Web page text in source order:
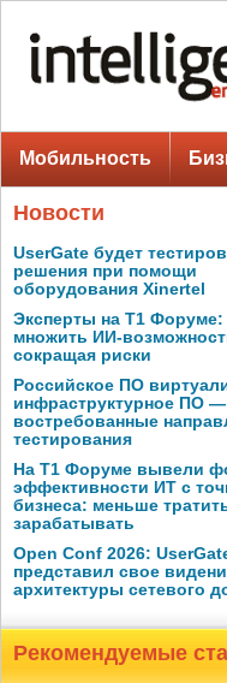
Мобильность
Новости
UserGate будет
решения при помощи
оборудования Xinertel
Эксперты на Т1 Форуме:
множить ИИ-
сокращая риски
Российское ПО
инфраструктурное ПО
востребованные
тестирования
На Т1 Форуме вывели
эффективности ИТ с
бизнеса: меньше
зарабатывать
Open Conf 2026:
представил свое
архитектуры сетевого
Рекомендуемые